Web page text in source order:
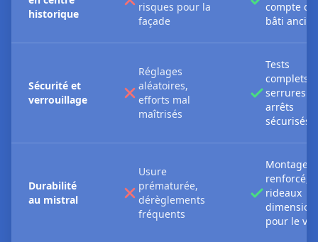
historique
risques pour la
façade
compte du
bâti ancien
Sécurité et
verrouillage
Réglages
aléatoires,
efforts mal
maîtrisés
Tests
complets,
serrures et
arrêts
sécurisés
Durabilité
au mistral
Usure
prématurée,
dérèglements
fréquents
Montage
renforcé,
rideaux
pour le